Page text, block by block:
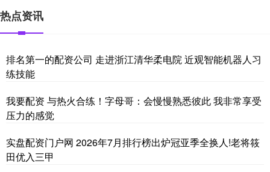
热点资讯
排名第一的配资公司 走进浙江清华柔电院 近观智能机器人习
练技能
我要配资 与热火合练！字母哥：会慢慢熟悉彼此 我非常享受
压力的感觉
实盘配资门户网 2026年7月排行榜出炉冠亚季全换人!老将筱
田优入三甲